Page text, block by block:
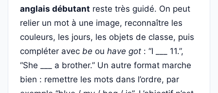
anglais débutant reste très guidé. On peut
relier un mot à une image, reconnaître les
couleurs, les jours, les objets de classe, puis
compléter avec be ou have got : “I ___ 11.”,
“She ___ a brother.” Un autre format marche
bien : remettre les mots dans l’ordre, par